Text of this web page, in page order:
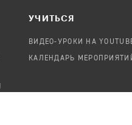
УЧИТЬСЯ
ВИДЕО-УРОКИ НА
КАЛЕНДАРЬ